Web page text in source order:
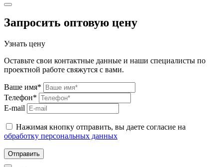
Запросить оптовую цену
Узнать цену
Оставьте свои контактные данные и наши специалисты по
проектной работе свяжутся с вами.
Ваше имя*
Телефон*
E-mail
Нажимая кнопку отправить, вы даете согласие на
обработку персональных данных
Отправить